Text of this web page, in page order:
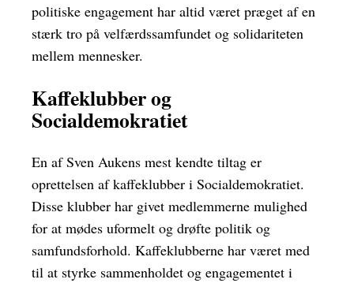
politiske engagement har altid været præget af en
stærk tro på velfærdssamfundet og solidariteten
mellem mennesker.
Kaffeklubber og
Socialdemokratiet
En af Sven Aukens mest kendte tiltag er
oprettelsen af kaffeklubber i Socialdemokratiet.
Disse klubber har givet medlemmerne mulighed
for at mødes uformelt og drøfte politik og
samfundsforhold. Kaffeklubberne har været med
til at styrke sammenholdet og engagementet i